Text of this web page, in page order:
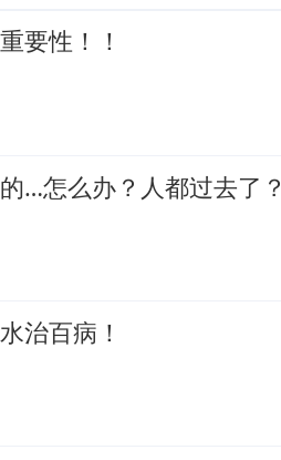
要性！！
…怎么办？人都过去了？
治百病！